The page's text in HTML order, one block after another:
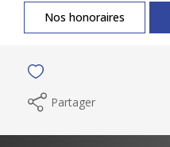
Nos honoraires
Partager